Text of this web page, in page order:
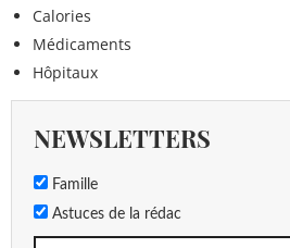
Calories
Médicaments
Hôpitaux
NEWSLETTERS
Famille
Astuces de la rédac